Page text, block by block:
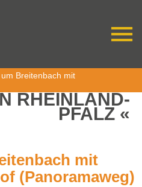
Breitenbach mit
RHEINLAND-
PFALZ
mit
(Panoramaweg)